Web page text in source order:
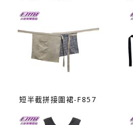
短半截拼接圍裙-F857